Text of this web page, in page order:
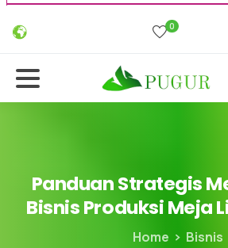
0
PanduanStrategis
BisnisProduksiMeja
Home
Bisnis